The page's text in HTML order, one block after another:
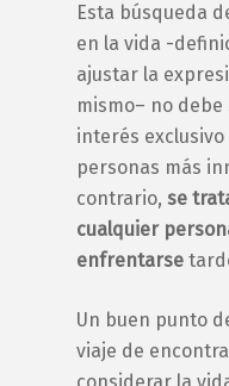
Esta búsqueda
en la vida -
ajustar la
mismo– no debe
interés
personas más
contrario, se
cualquier
enfrentarse
Un buen punto
viaje de